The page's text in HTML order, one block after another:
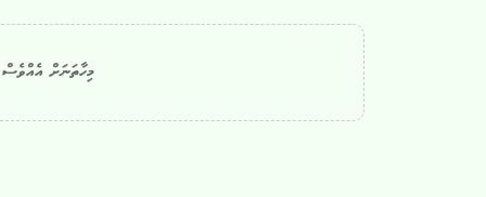
މިހާތަނަށް އެއްވެސް